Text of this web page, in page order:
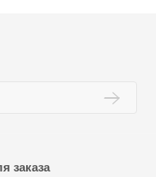
заказа